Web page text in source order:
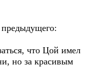
что Цой имел
но за красивым